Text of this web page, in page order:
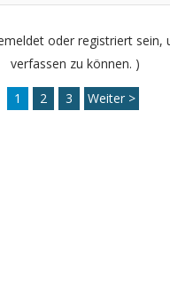
oder registriert sein,
verfassen zu können. )
1 2 3 Weiter >